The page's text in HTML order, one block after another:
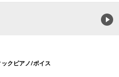
クピアノ/ボイス